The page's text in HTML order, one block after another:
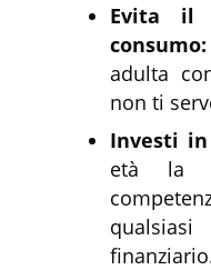
Evita il
consumo:
adulta
non ti
Investi
età la